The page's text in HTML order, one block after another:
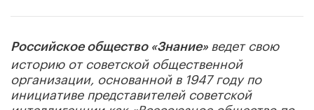
Российское общество «Знание» ведет свою
историю от советской общественной
организации, основанной в 1947 году по
инициативе представителей советской